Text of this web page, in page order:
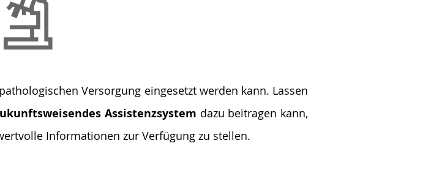
Versorgung eingesetzt werden kann. Lassen
Assistenzsystem dazu beitragen kann,
Informationen zur Verfügung zu stellen.